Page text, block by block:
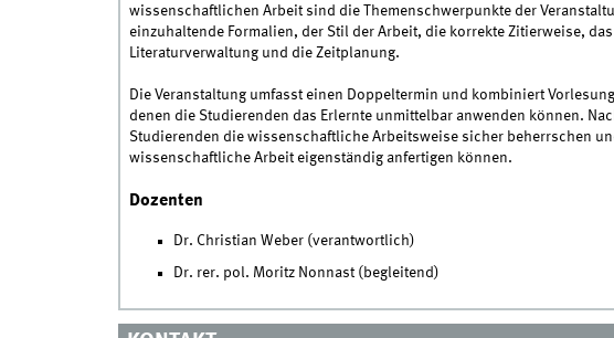
wissenschaftlichen Arbeit sind die Themenschwerpunkte der
einzuhaltende Formalien, der Stil der Arbeit, die korrekte Zitierweise,
Literaturverwaltung und die Zeitplanung.
Die Veranstaltung umfasst einen Doppeltermin und kombiniert
denen die Studierenden das Erlernte unmittelbar anwenden können.
Studierenden die wissenschaftliche Arbeitsweise sicher beherrschen
wissenschaftliche Arbeit eigenständig anfertigen können.
Dozenten
Dr. Christian Weber (verantwortlich)
Dr. rer. pol. Moritz Nonnast (begleitend)